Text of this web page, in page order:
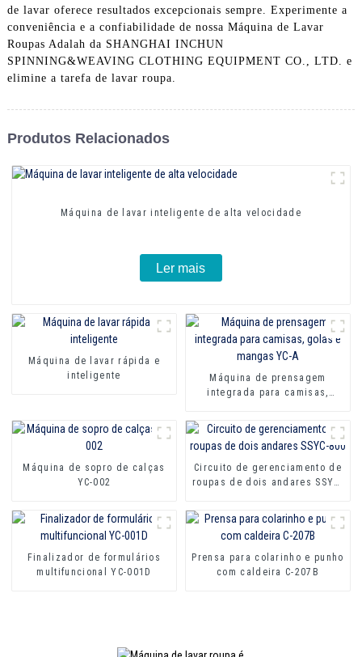
de lavar oferece resultados excepcionais sempre. Experimente a
conveniência e a confiabilidade de nossa Máquina de Lavar
Roupas Adalah da SHANGHAI INCHUN
SPINNING&WEAVING CLOTHING EQUIPMENT CO., LTD. e
elimine a tarefa de lavar roupa.
Produtos Relacionados
Máquina de lavar inteligente de alta velocidade
Ler mais
Máquina de lavar rápida e
inteligente
Máquina de prensagem
integrada para camisas,
Máquina de sopro de calças
YC-002
Circuito de gerenciamento de
roupas de dois andares SSYC-
Finalizador de formulários
multifuncional YC-001D
Prensa para colarinho e punho
com caldeira C-207B